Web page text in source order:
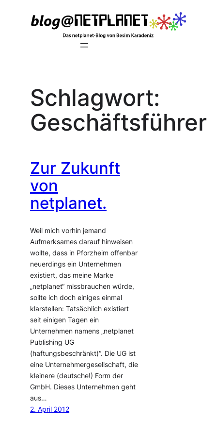
Schlagwort:
Geschäftsführer
Zur Zukunft
von
netplanet.
Weil mich vorhin jemand
Aufmerksames darauf hinweisen
wollte, dass in Pforzheim offenbar
neuerdings ein Unternehmen
existiert, das meine Marke
„netplanet“ missbrauchen würde,
sollte ich doch einiges einmal
klarstellen: Tatsächlich existiert
seit einigen Tagen ein
Unternehmen namens „netplanet
Publishing UG
(haftungsbeschränkt)“. Die UG ist
eine Unternehmergesellschaft, die
kleinere (deutsche!) Form der
GmbH. Dieses Unternehmen geht
aus…
2. April 2012